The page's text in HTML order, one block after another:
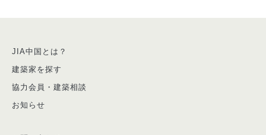
JIA中国とは？
建築家を探す
協力会員・建築相談
お知らせ